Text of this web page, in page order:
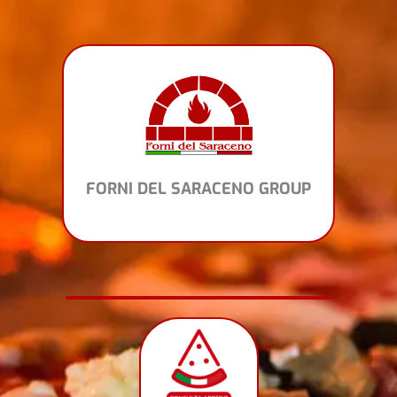
contenuto
FORNI DEL SARACENO GROUP